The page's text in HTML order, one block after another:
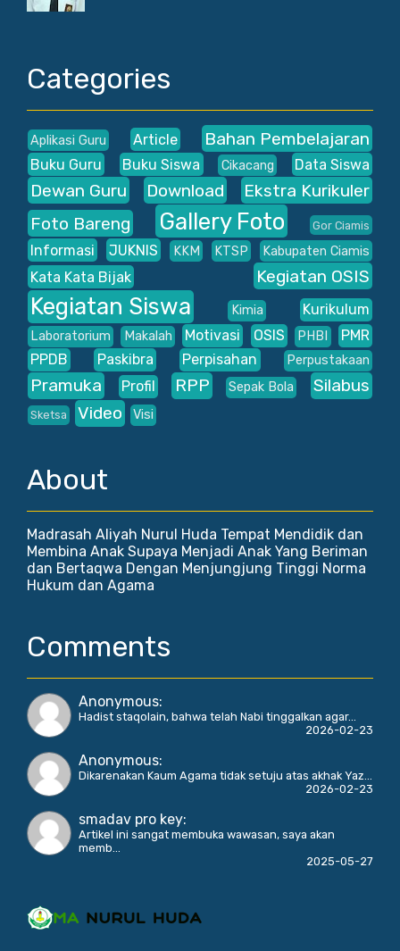
Categories
Aplikasi Guru Article Bahan Pembelajaran
Buku Guru Buku Siswa Cikacang Data Siswa
Dewan Guru Download
Ekstra Kurikuler
Foto Bareng
Gallery Foto Gor Ciamis
Informasi JUKNIS KKM KTSP Kabupaten Ciamis
Kata Kata Bijak Kegiatan OSIS
Kegiatan Siswa Kimia Kurikulum
Laboratorium Makalah Motivasi OSIS PHBI
PMR
PPDB
Paskibra Perpisahan Perpustakaan
Pramuka Profil RPP Sepak Bola Silabus
Sketsa Video Visi
About
Madrasah Aliyah Nurul Huda Tempat Mendidik dan
Membina Anak Supaya Menjadi Anak Yang Beriman
dan Bertaqwa Dengan Menjungjung Tinggi Norma
Hukum dan Agama
Comments
Anonymous:
Hadist staqolain, bahwa telah Nabi tinggalkan agar...
2026-02-23
Anonymous:
Dikarenakan Kaum Agama tidak setuju atas akhak Yaz...
2026-02-23
smadav pro key:
Artikel ini sangat membuka wawasan, saya akan
memb...
2025-05-27